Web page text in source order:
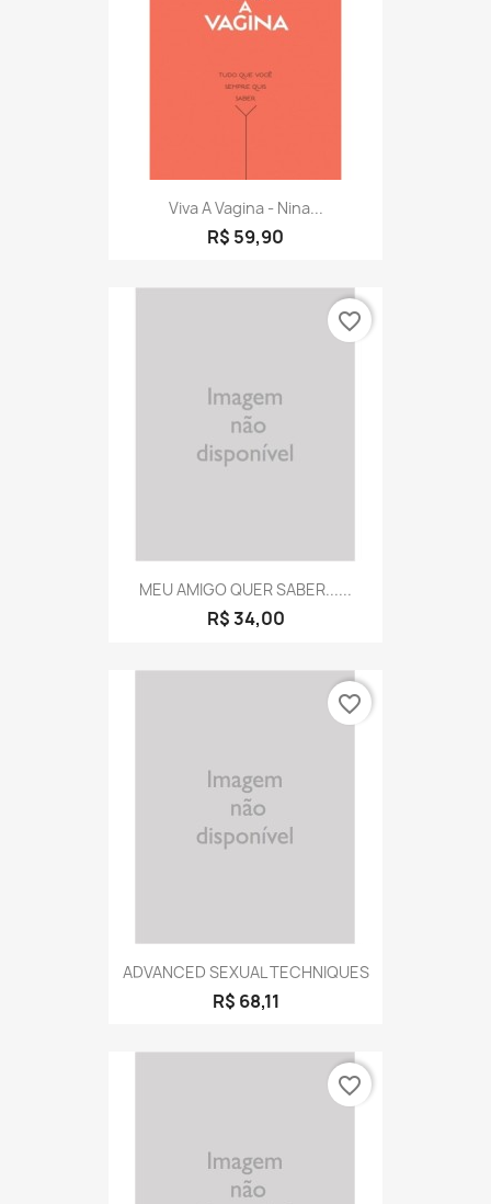
Viva A Vagina - Nina...
R$ 59,90
MEU AMIGO QUER SABER......
R$ 34,00
favorite_border
ADVANCED SEXUAL TECHNIQUES
R$ 68,11
favorite_border
favorite_border